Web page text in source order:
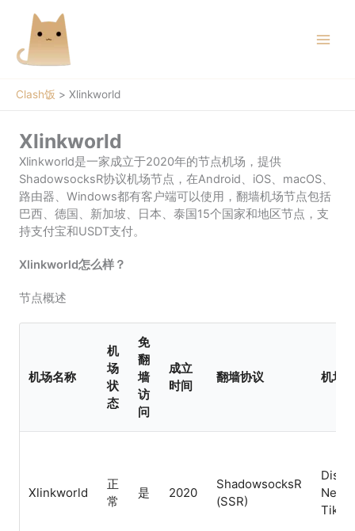
Clash饭 > Xlinkworld
Xlinkworld
Xlinkworld是一家成立于2020年的节点机场，提供
ShadowsocksR协议机场节点，在Android、iOS、macOS、
路由器、Windows都有客户端可以使用，翻墙机场节点包括
巴西、德国、新加坡、日本、泰国15个国家和地区节点，支
持支付宝和USDT支付。
Xlinkworld怎么样？
节点概述
机场名称
机
场
状
态
免
翻
墙
访
问
成立
时间
翻墙协议 机场
Xlinkworld
正
常
是 2020
ShadowsocksR
(SSR)